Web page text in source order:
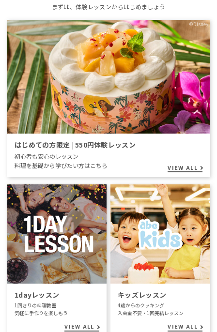
まずは、体験レッスンからはじめましょう
©Disney
はじめての方限定 | 550円体験レッスン
初心者も安心のレッスン
料理を基礎から学びたい方はこちら
VIEW ALL
1dayレッスン
1回きりの料理教室
気軽に手作りを楽しもう
VIEW ALL
キッズレッスン
4歳からのクッキング
入会金不要・1回完結レッスン
VIEW ALL